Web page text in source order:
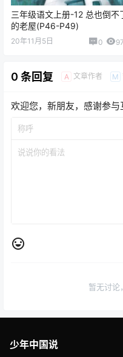
三年级语文上册-12 总也倒不
的老屋(P46-P49)
20年11月5日 0
0 条回复 A 文章作者 M
欢迎您，新朋友，感谢参与
暂无讨论
少年中国说